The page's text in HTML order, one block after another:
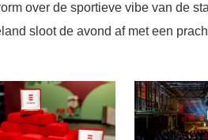
over de sportieve vibe van de
sloot de avond af met een